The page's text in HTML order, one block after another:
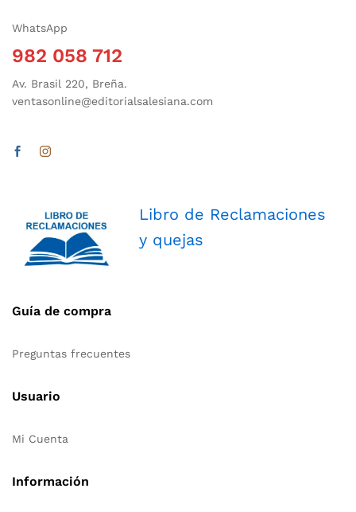
WhatsApp
982 058 712
Av. Brasil 220, Breña.
ventasonline@editorialsalesiana.com
Libro de Reclamaciones
y quejas
Guía de compra
Preguntas frecuentes
Usuario
Mi Cuenta
Información